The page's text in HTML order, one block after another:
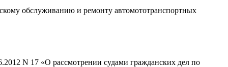
обслуживанию и ремонту автомототранспортных
N 17 «О рассмотрении судами гражданских дел по